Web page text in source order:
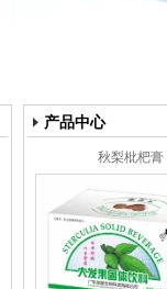
产品中心